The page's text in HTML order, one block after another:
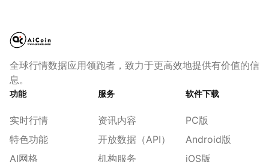
全球行情数据应用领跑者，致力于更高效地提供有价值的信
息。
功能
实时行情
特色功能
AI网格
服务
资讯内容
开放数据（API）
机构服务
软件下载
PC版
Android版
iOS版